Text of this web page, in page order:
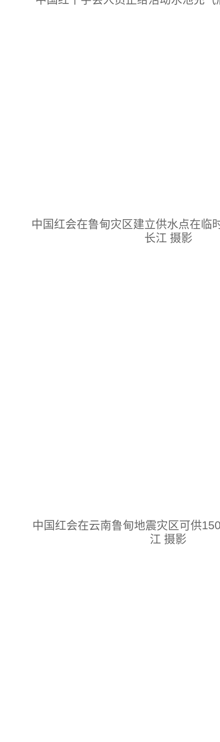
中国红会在鲁甸灾区建立供水点在临
长江 摄影
中国红会在云南鲁甸地震灾区可供
江 摄影